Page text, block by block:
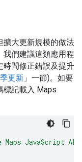
擴大更新規模的做法
們建議這類應用程
時間修正錯誤及提升
更新 」一節)。如要
標記載入 Maps
Maps JavaScript